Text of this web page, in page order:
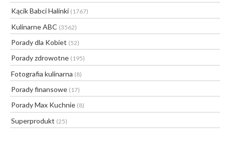
Kącik Babci Halinki (1767)
Kulinarne ABC (3562)
Porady dla Kobiet (52)
Porady zdrowotne (195)
Fotografia kulinarna (8)
Porady finansowe (17)
Porady Max Kuchnie (8)
Superprodukt (25)